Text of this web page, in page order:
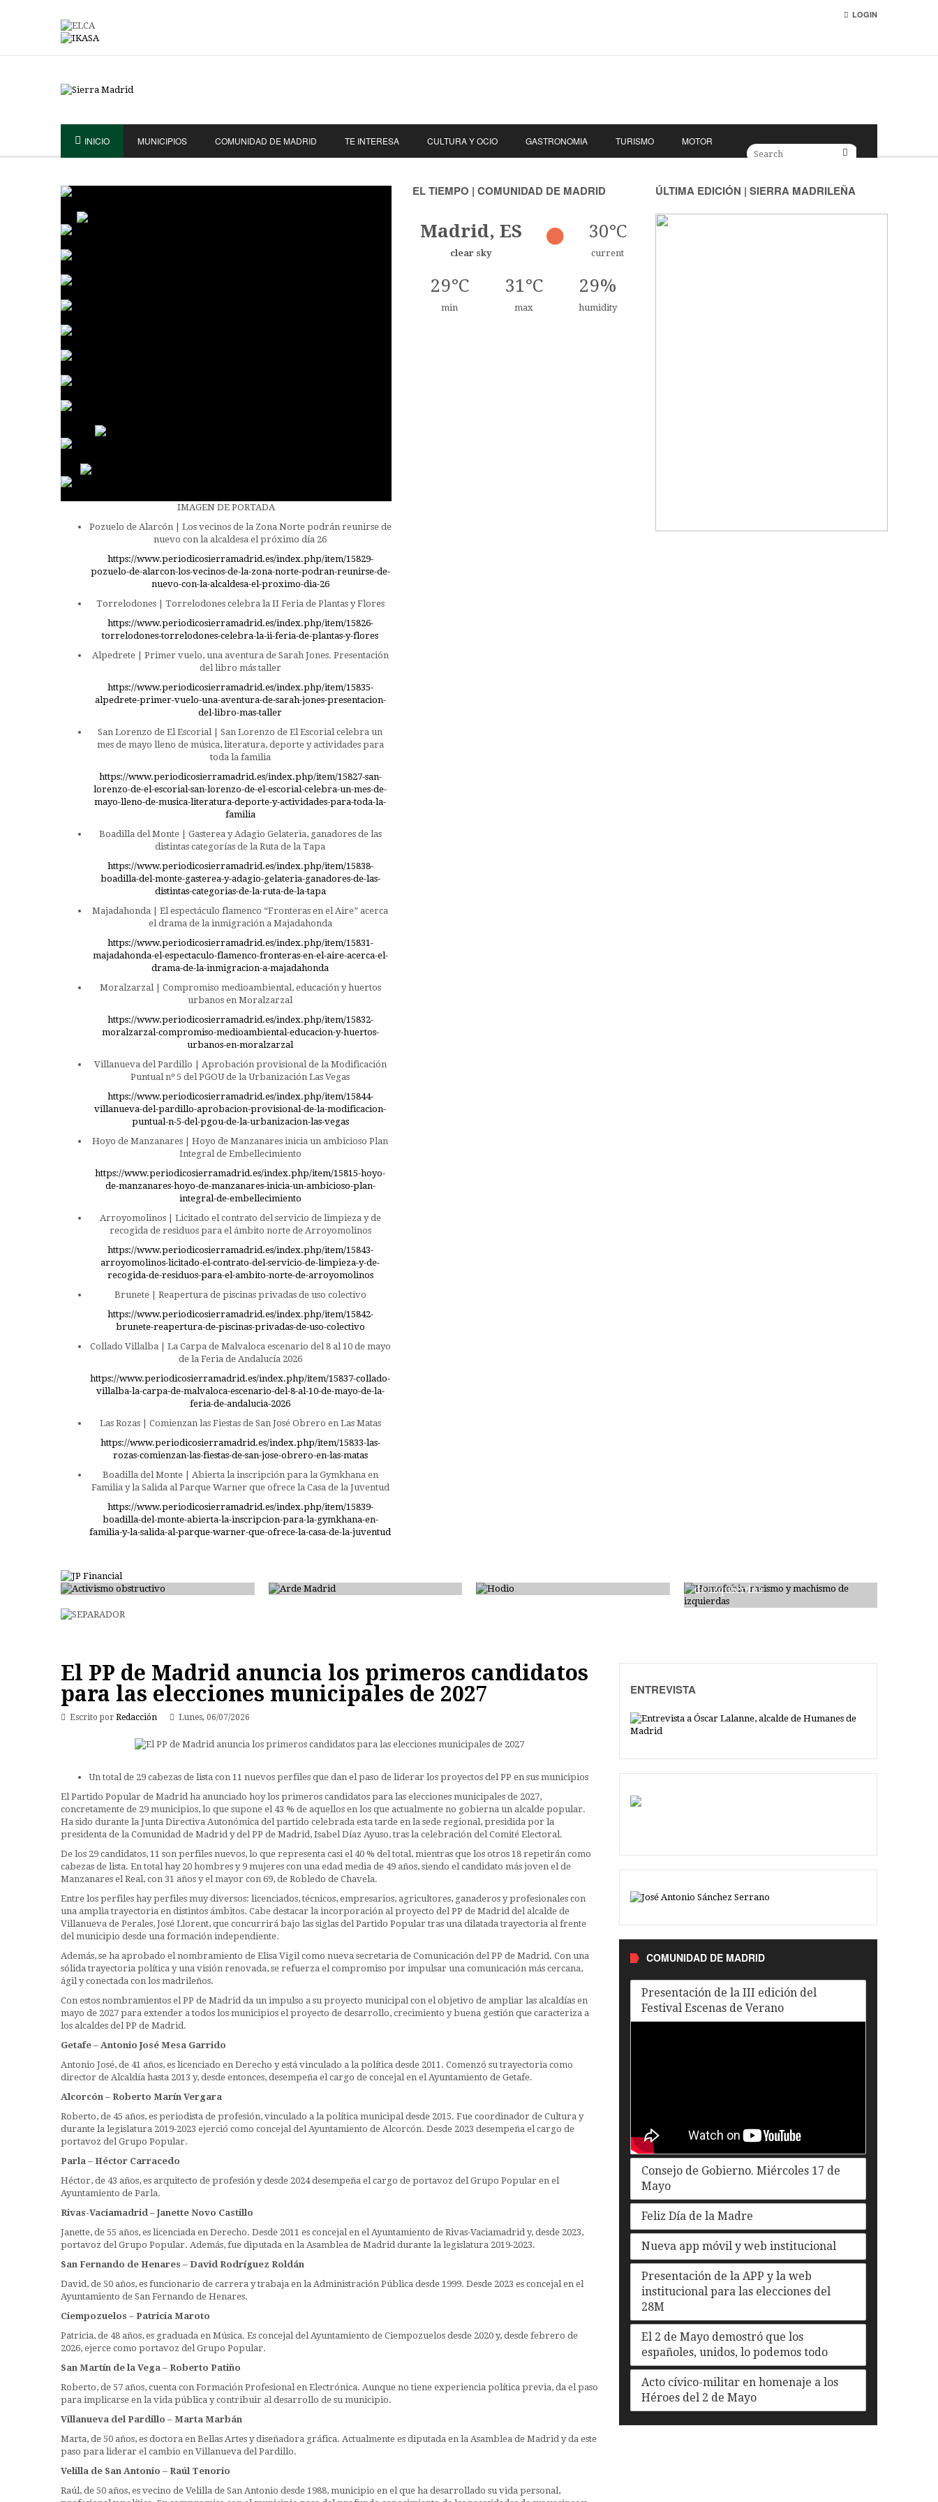
LOGIN
INICIO MUNICIPIOS COMUNIDAD DE MADRID TE INTERESA CULTURA Y OCIO GASTRONOMIA TURISMO MOTOR
IMAGEN DE PORTADA
Pozuelo de Alarcón | Los vecinos de la Zona Norte podrán reunirse de
nuevo con la alcaldesa el próximo día 26
https://www.periodicosierramadrid.es/index.php/item/15829-
pozuelo-de-alarcon-los-vecinos-de-la-zona-norte-podran-reunirse-de-
nuevo-con-la-alcaldesa-el-proximo-dia-26
Torrelodones | Torrelodones celebra la II Feria de Plantas y Flores
https://www.periodicosierramadrid.es/index.php/item/15826-
torrelodones-torrelodones-celebra-la-ii-feria-de-plantas-y-flores
Alpedrete | Primer vuelo, una aventura de Sarah Jones. Presentación
del libro más taller
https://www.periodicosierramadrid.es/index.php/item/15835-
alpedrete-primer-vuelo-una-aventura-de-sarah-jones-presentacion-
del-libro-mas-taller
San Lorenzo de El Escorial | San Lorenzo de El Escorial celebra un
mes de mayo lleno de música, literatura, deporte y actividades para
toda la familia
https://www.periodicosierramadrid.es/index.php/item/15827-san-
lorenzo-de-el-escorial-san-lorenzo-de-el-escorial-celebra-un-mes-de-
mayo-lleno-de-musica-literatura-deporte-y-actividades-para-toda-la-
familia
Boadilla del Monte | Gasterea y Adagio Gelateria, ganadores de las
distintas categorías de la Ruta de la Tapa
https://www.periodicosierramadrid.es/index.php/item/15838-
boadilla-del-monte-gasterea-y-adagio-gelateria-ganadores-de-las-
distintas-categorias-de-la-ruta-de-la-tapa
Majadahonda | El espectáculo flamenco “Fronteras en el Aire” acerca
el drama de la inmigración a Majadahonda
https://www.periodicosierramadrid.es/index.php/item/15831-
majadahonda-el-espectaculo-flamenco-fronteras-en-el-aire-acerca-el-
drama-de-la-inmigracion-a-majadahonda
Moralzarzal | Compromiso medioambiental, educación y huertos
urbanos en Moralzarzal
https://www.periodicosierramadrid.es/index.php/item/15832-
moralzarzal-compromiso-medioambiental-educacion-y-huertos-
urbanos-en-moralzarzal
Villanueva del Pardillo | Aprobación provisional de la Modificación
Puntual nº 5 del PGOU de la Urbanización Las Vegas
https://www.periodicosierramadrid.es/index.php/item/15844-
villanueva-del-pardillo-aprobacion-provisional-de-la-modificacion-
puntual-n-5-del-pgou-de-la-urbanizacion-las-vegas
Hoyo de Manzanares | Hoyo de Manzanares inicia un ambicioso Plan
Integral de Embellecimiento
https://www.periodicosierramadrid.es/index.php/item/15815-hoyo-
de-manzanares-hoyo-de-manzanares-inicia-un-ambicioso-plan-
integral-de-embellecimiento
Arroyomolinos | Licitado el contrato del servicio de limpieza y de
recogida de residuos para el ámbito norte de Arroyomolinos
https://www.periodicosierramadrid.es/index.php/item/15843-
arroyomolinos-licitado-el-contrato-del-servicio-de-limpieza-y-de-
recogida-de-residuos-para-el-ambito-norte-de-arroyomolinos
Brunete | Reapertura de piscinas privadas de uso colectivo
https://www.periodicosierramadrid.es/index.php/item/15842-
brunete-reapertura-de-piscinas-privadas-de-uso-colectivo
Collado Villalba | La Carpa de Malvaloca escenario del 8 al 10 de mayo
de la Feria de Andalucía 2026
https://www.periodicosierramadrid.es/index.php/item/15837-collado-
villalba-la-carpa-de-malvaloca-escenario-del-8-al-10-de-mayo-de-la-
feria-de-andalucia-2026
Las Rozas | Comienzan las Fiestas de San José Obrero en Las Matas
https://www.periodicosierramadrid.es/index.php/item/15833-las-
rozas-comienzan-las-fiestas-de-san-jose-obrero-en-las-matas
Boadilla del Monte | Abierta la inscripción para la Gymkhana en
Familia y la Salida al Parque Warner que ofrece la Casa de la Juventud
https://www.periodicosierramadrid.es/index.php/item/15839-
boadilla-del-monte-abierta-la-inscripcion-para-la-gymkhana-en-
familia-y-la-salida-al-parque-warner-que-ofrece-la-casa-de-la-juventud
EL TIEMPO | COMUNIDAD DE MADRID
Madrid, ES
clear sky
30°C
current
29°C
min
31°C
max
29%
humidity
ÚLTIMA EDICIÓN | SIERRA MADRILEÑA
Activismo obstructivo
de izquierdas
El PP de Madrid anuncia los primeros candidatos
para las elecciones municipales de 2027
Escrito por Redacción Lunes, 06/07/2026
Un total de 29 cabezas de lista con 11 nuevos perfiles que dan el paso de liderar los proyectos del PP en sus municipios
El Partido Popular de Madrid ha anunciado hoy los primeros candidatos para las elecciones municipales de 2027,
concretamente de 29 municipios, lo que supone el 43 % de aquellos en los que actualmente no gobierna un alcalde popular.
Ha sido durante la Junta Directiva Autonómica del partido celebrada esta tarde en la sede regional, presidida por la
presidenta de la Comunidad de Madrid y del PP de Madrid, Isabel Díaz Ayuso, tras la celebración del Comité Electoral.
De los 29 candidatos, 11 son perfiles nuevos, lo que representa casi el 40 % del total, mientras que los otros 18 repetirán como
cabezas de lista. En total hay 20 hombres y 9 mujeres con una edad media de 49 años, siendo el candidato más joven el de
Manzanares el Real, con 31 años y el mayor con 69, de Robledo de Chavela.
Entre los perfiles hay perfiles muy diversos: licenciados, técnicos, empresarios, agricultores, ganaderos y profesionales con
una amplia trayectoria en distintos ámbitos. Cabe destacar la incorporación al proyecto del PP de Madrid del alcalde de
Villanueva de Perales, José Llorent, que concurrirá bajo las siglas del Partido Popular tras una dilatada trayectoria al frente
del municipio desde una formación independiente.
Además, se ha aprobado el nombramiento de Elisa Vigil como nueva secretaria de Comunicación del PP de Madrid. Con una
sólida trayectoria política y una visión renovada, se refuerza el compromiso por impulsar una comunicación más cercana,
ágil y conectada con los madrileños.
Con estos nombramientos el PP de Madrid da un impulso a su proyecto municipal con el objetivo de ampliar las alcaldías en
mayo de 2027 para extender a todos los municipios el proyecto de desarrollo, crecimiento y buena gestión que caracteriza a
los alcaldes del PP de Madrid.
Getafe – Antonio José Mesa Garrido
Antonio José, de 41 años, es licenciado en Derecho y está vinculado a la política desde 2011. Comenzó su trayectoria como
director de Alcaldía hasta 2013 y, desde entonces, desempeña el cargo de concejal en el Ayuntamiento de Getafe.
Alcorcón – Roberto Marín Vergara
Roberto, de 45 años, es periodista de profesión, vinculado a la política municipal desde 2015. Fue coordinador de Cultura y
durante la legislatura 2019-2023 ejerció como concejal del Ayuntamiento de Alcorcón. Desde 2023 desempeña el cargo de
portavoz del Grupo Popular.
Parla – Héctor Carracedo
Héctor, de 43 años, es arquitecto de profesión y desde 2024 desempeña el cargo de portavoz del Grupo Popular en el
Ayuntamiento de Parla.
Rivas-Vaciamadrid – Janette Novo Castillo
Janette, de 55 años, es licenciada en Derecho. Desde 2011 es concejal en el Ayuntamiento de Rivas-Vaciamadrid y, desde 2023,
portavoz del Grupo Popular. Además, fue diputada en la Asamblea de Madrid durante la legislatura 2019-2023.
San Fernando de Henares – David Rodríguez Roldán
David, de 50 años, es funcionario de carrera y trabaja en la Administración Pública desde 1999. Desde 2023 es concejal en el
Ayuntamiento de San Fernando de Henares.
Ciempozuelos – Patricia Maroto
Patricia, de 48 años, es graduada en Música. Es concejal del Ayuntamiento de Ciempozuelos desde 2020 y, desde febrero de
2026, ejerce como portavoz del Grupo Popular.
San Martín de la Vega – Roberto Patiño
Roberto, de 57 años, cuenta con Formación Profesional en Electrónica. Aunque no tiene experiencia política previa, da el paso
para implicarse en la vida pública y contribuir al desarrollo de su municipio.
Villanueva del Pardillo – Marta Marbán
Marta, de 50 años, es doctora en Bellas Artes y diseñadora gráfica. Actualmente es diputada en la Asamblea de Madrid y da este
paso para liderar el cambio en Villanueva del Pardillo.
Velilla de San Antonio – Raúl Tenorio
Raúl, de 50 años, es vecino de Velilla de San Antonio desde 1988, municipio en el que ha desarrollado su vida personal,
ENTREVISTA
COMUNIDAD DE MADRID
Presentación de la III edición del
Festival Escenas de Verano
Consejo de Gobierno. Miércoles 17 de
Mayo
Feliz Día de la Madre
Nueva app móvil y web institucional
Presentación de la APP y la web
institucional para las elecciones del
28M
El 2 de Mayo demostró que los
españoles, unidos, lo podemos todo
Acto cívico-militar en homenaje a los
Héroes del 2 de Mayo